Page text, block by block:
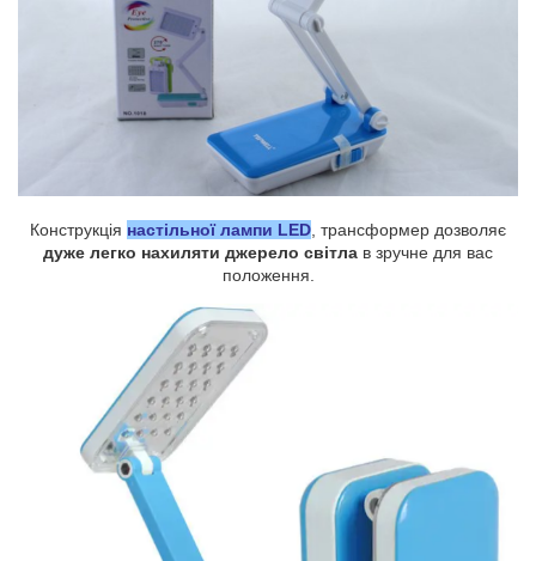
Конструкція настільної лампи LED , трансформер дозволяє
дуже легко нахиляти джерело світла в зручне для вас
положення.